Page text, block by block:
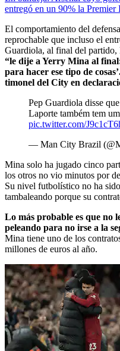
entregó en un 90% la
El comportamiento del
reprochable que incluso el
Guardiola, al final del
“le dije a Yerry Mina al
para hacer ese tipo de
timonel del City en
Pep Guardiola disse
Laporte também tem
pic.twitter.com/
— Man City Brazil
Mina solo ha jugado cinco
los otros no vio minutos por
Su nivel futbolístico no ha
tambaleando porque su
Lo más probable es que no
peleando para no irse a la
Mina tiene uno de los
millones de euros al año.